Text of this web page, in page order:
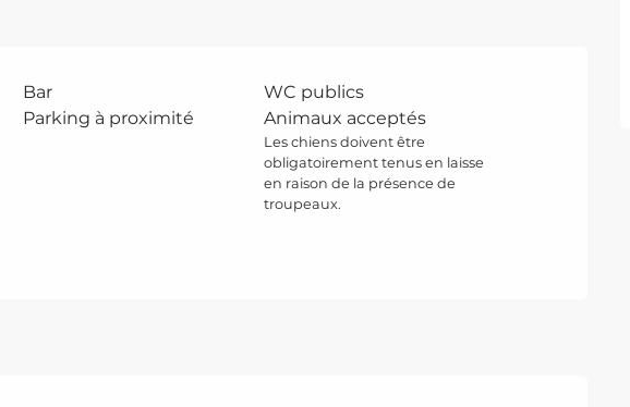
Bar
WC publics
Parking à proximité Animaux acceptés
Les chiens doivent être
obligatoirement tenus en laisse
en raison de la présence de
troupeaux.